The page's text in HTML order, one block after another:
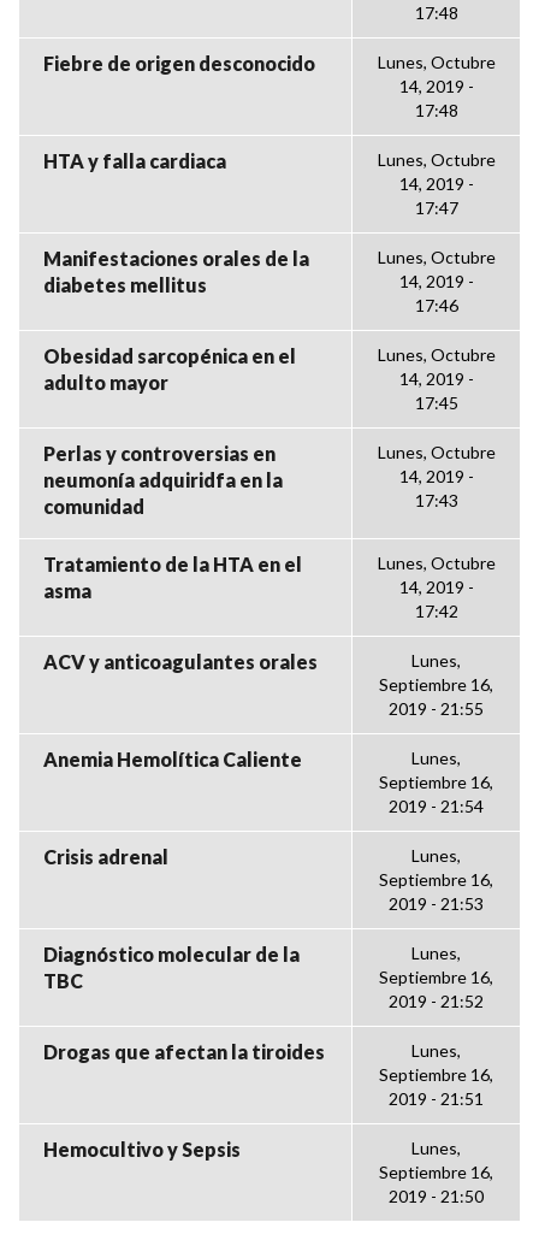
17:48
Fiebre de origen desconocido
Lunes, Octubre
14, 2019 -
17:48
HTA y falla cardiaca
Lunes, Octubre
14, 2019 -
17:47
Manifestaciones orales de la
diabetes mellitus
Lunes, Octubre
14, 2019 -
17:46
Obesidad sarcopénica en el
adulto mayor
Lunes, Octubre
14, 2019 -
17:45
Perlas y controversias en
neumonía adquiridfa en la
comunidad
Lunes, Octubre
14, 2019 -
17:43
Tratamiento de la HTA en el
asma
Lunes, Octubre
14, 2019 -
17:42
ACV y anticoagulantes orales
Lunes,
Septiembre 16,
2019 - 21:55
Anemia Hemolítica Caliente
Lunes,
Septiembre 16,
2019 - 21:54
Crisis adrenal
Lunes,
Septiembre 16,
2019 - 21:53
Diagnóstico molecular de la
TBC
Lunes,
Septiembre 16,
2019 - 21:52
Drogas que afectan la tiroides
Lunes,
Septiembre 16,
2019 - 21:51
Hemocultivo y Sepsis
Lunes,
Septiembre 16,
2019 - 21:50